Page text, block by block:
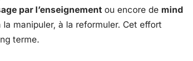
par l’enseignement ou encore de mind
manipuler, à la reformuler. Cet effort
terme.